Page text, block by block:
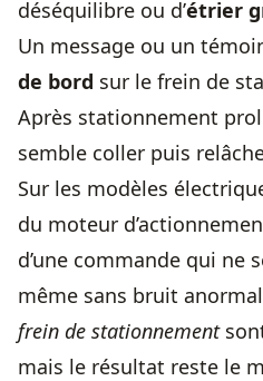
déséquilibre ou d’étrier
Un message ou un
de bord sur le frein de
Après stationnement
semble coller puis
Sur les modèles
du moteur
d’une commande qui ne
même sans bruit
frein de stationnement
mais le résultat reste le